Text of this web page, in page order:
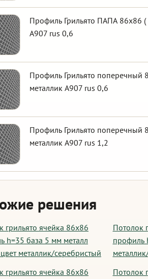
Профиль Грильято ПАПА 86х86
А907 rus 0,6
Профиль Грильято
металлик А907 rus 0,6
Профиль Грильято
металлик А907 rus 1,2
решения
грильято ячейка 86х86
h=35 база 5 мм металл
металлик/серебристый
Потолок
профиль
грильято ячейка 86х86
Потолок